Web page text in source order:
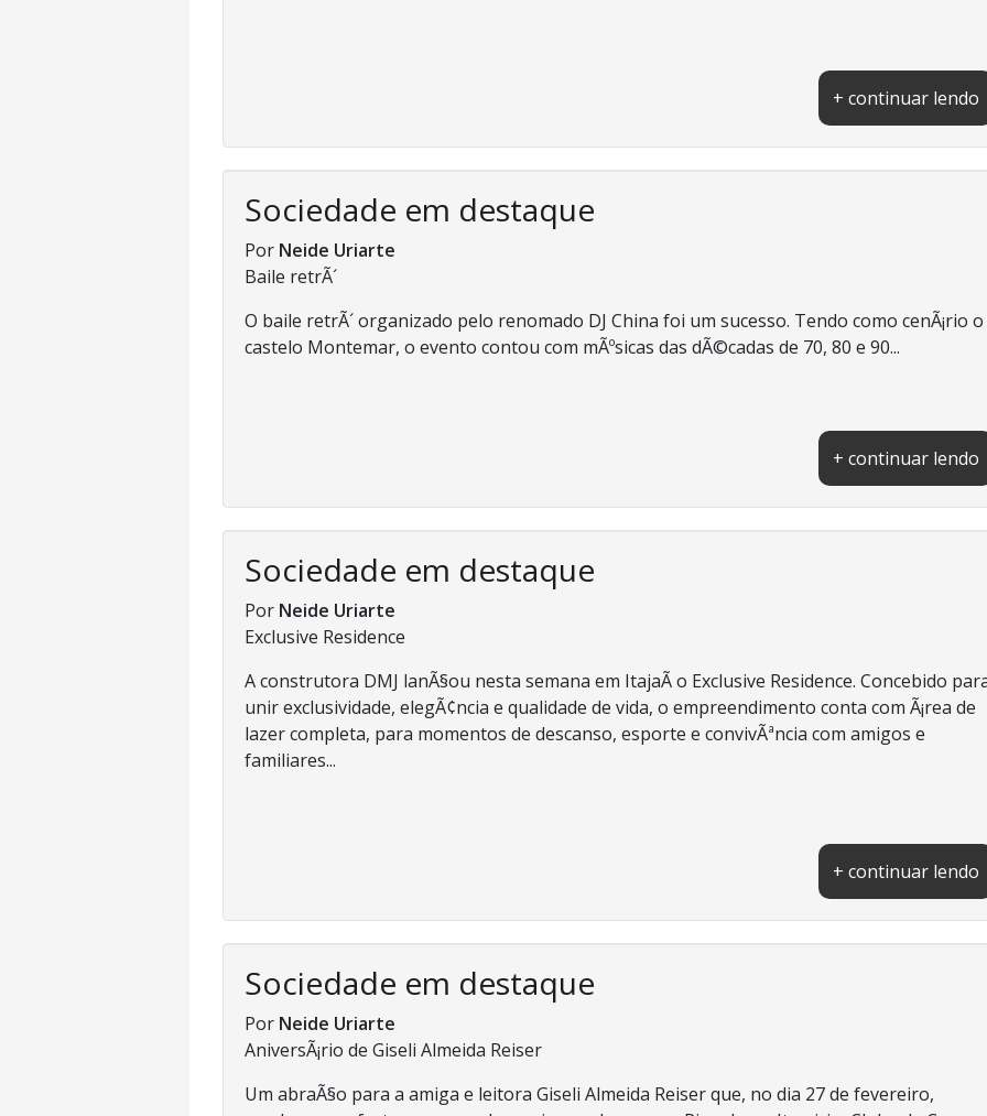
+ continuar lendo
Sociedade em destaque
Por Neide Uriarte
Baile retrÃ´
O baile retrÃ´ organizado pelo renomado DJ China foi um sucesso. Tendo como cenÃ¡rio o
castelo Montemar, o evento contou com mÃºsicas das dÃ©cadas de 70, 80 e 90...
+ continuar lendo
Sociedade em destaque
Por Neide Uriarte
Exclusive Residence
A construtora DMJ lanÃ§ou nesta semana em ItajaÃ­ o Exclusive Residence. Concebido
unir exclusividade, elegÃ¢ncia e qualidade de vida, o empreendimento conta com Ã¡rea de
lazer completa, para momentos de descanso, esporte e convivÃªncia com amigos e
familiares...
+ continuar lendo
Sociedade em destaque
Por Neide Uriarte
AniversÃ¡rio de Giseli Almeida Reiser
Um abraÃ§o para a amiga e leitora Giseli Almeida Reiser que, no dia 27 de fevereiro,